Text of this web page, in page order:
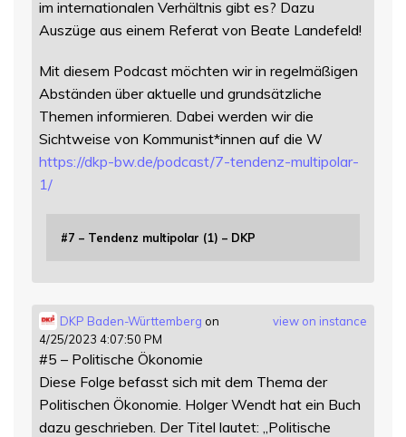
im internationalen Verhältnis gibt es? Dazu
Auszüge aus einem Referat von Beate Landefeld!
Mit diesem Podcast möchten wir in regelmäßigen
Abständen über aktuelle und grundsätzliche
Themen informieren. Dabei werden wir die
Sichtweise von Kommunist*innen auf die W
https://dkp-bw.de/podcast/7-tendenz-multipolar-
1/
#7 – Tendenz multipolar (1) – DKP
view on instance
DKP Baden-Württemberg on
4/25/2023 4:07:50 PM
#5 – Politische Ökonomie
Diese Folge befasst sich mit dem Thema der
Politischen Ökonomie. Holger Wendt hat ein Buch
dazu geschrieben. Der Titel lautet: „Politische